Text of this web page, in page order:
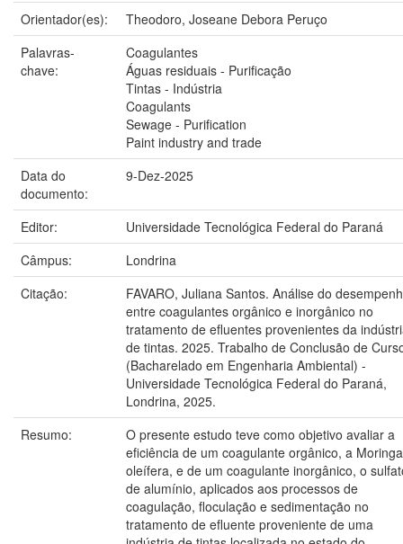
Orientador(es):
Theodoro, Joseane Debora Peruço
Palavras-
chave:
Coagulantes
Águas residuais - Purificação
Tintas - Indústria
Coagulants
Sewage - Purification
Paint industry and trade
Data do
documento:
9-Dez-2025
Editor:
Universidade Tecnológica Federal do Paraná
Câmpus:
Londrina
Citação:
FAVARO, Juliana Santos. Análise do
entre coagulantes orgânico e inorgânico no
tratamento de efluentes provenientes da
de tintas. 2025. Trabalho de Conclusão de
(Bacharelado em Engenharia Ambiental) -
Universidade Tecnológica Federal do Paraná,
Londrina, 2025.
Resumo:
O presente estudo teve como objetivo avaliar a
eficiência de um coagulante orgânico, a Moringa
oleífera, e de um coagulante inorgânico, o
de alumínio, aplicados aos processos de
coagulação, floculação e sedimentação no
tratamento de efluente proveniente de uma